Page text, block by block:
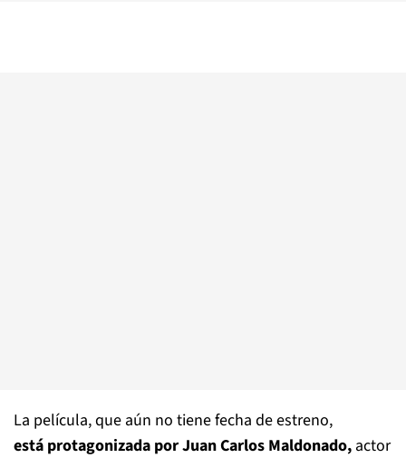
La película, que aún no tiene fecha de estreno,
está protagonizada por Juan Carlos Maldonado, actor